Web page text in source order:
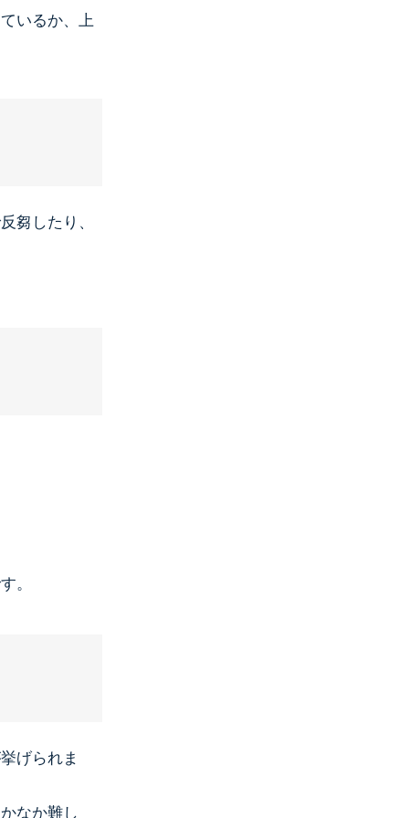
いるか、上
芻したり、
。
げられま
なか難し